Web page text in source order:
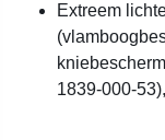
Extreem
1839-000-53),